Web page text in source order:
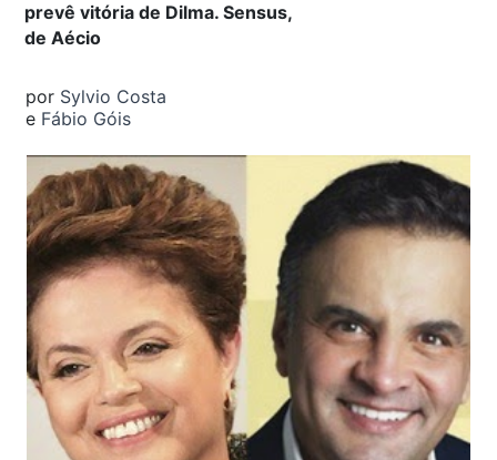
prevê vitória de Dilma. Sensus,
de Aécio
por Sylvio Costa
e Fábio Góis